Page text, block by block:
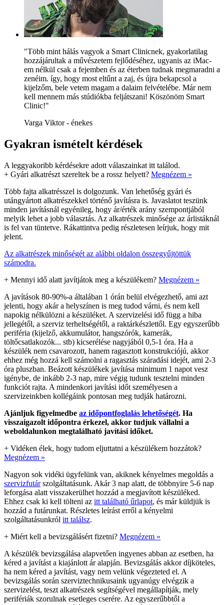
"Több mint hálás vagyok a Smart Clinicnek, gyakorlatilag
hozzájárultak a művészetem fejlődéséhez, ugyanis az iMac-
em nélkül csak a fejemben és az éterben tudnak megmaradni a
zenéim. így, hogy most eltűnt a zaj, és újra bekapcsol a
kijelzőm, bele vetem magam a dalaim felvételébe. Már nem
kell mennem más stúdiókba feljátszani! Köszönöm Smart
Clinic!"
Varga Viktor - énekes
Gyakran ismételt kérdések
A leggyakoribb kérdésekre adott válaszainkat itt találod.
+ Gyári alkatrészt szereltek be a rossz helyett? Megnézem »
Több fajta alkatrésszel is dolgozunk. Van lehetőség gyári és
utángyártott alkatrészekkel történő javításra is. Javaslatot teszünk
minden javításnál egyénileg, hogy ár/érték arány szempontjából
melyik lehet a jobb választás. Az alkatrészek minősége az árlistáknál
is fel van tüntetve. Rákattintva pedig részletesen leírjuk, hogy mit
jelent.
Az alkatrészek minőségét az alábbi oldalon összegyűjtöttük
számodra.
+ Mennyi idő alatt javítjátok meg a készülékem? Megnézem »
A javítások 80-90%-a általában 1 órán belül elvégezhető, ami azt
jelenti, hogy akár a helyszínen is meg tudod várni, és nem kell
napokig nélkülözni a készüléket. A szervizelési idő függ a hiba
jellegétől, a szerviz terheltségétől, a raktárkészlettől. Egy egyszerűbb
periféria (kijelző, akkumulátor, hangszórók, kamerák,
töltőcsatlakozók... stb) kicserélése nagyjából 0,5-1 óra. Ha a
készülék nem csavarozott, hanem ragasztott konstrukciójú, akkor
ehhez még hozzá kell számolni a ragasztás száradási idejét, ami 2-3
óra pluszban. Beázott készülékek javítása minimum 1 napot vesz
igénybe, de inkább 2-3 nap, mire végig tudunk tesztelni minden
funkciót rajta. A mindenkori javítási időt személyesen a
szervizeinkben kollégáink pontosan meg tudják határozni.
Ajánljuk figyelmedbe az időpontfoglalás lehetőségét. Ha
visszaigazolt időpontra érkezel, akkor tudjuk vállalni a
weboldalunkon megtalálható javítási időket.
+ Vidéken élek, hogy tudom eljuttatni a készülékem hozzátok?
Megnézem »
Nagyon sok vidéki ügyfelünk van, akiknek kényelmes megoldás a
szervizfutárszolgáltatásunk. Akár 3 nap alatt, de többnyire 5-6 nap
leforgása alatt visszakerülhet hozzád a megjavított készüléked.
Ehhez csak ki kell tölteni az itt található űrlapot, és már küldjük is
hozzád a futárunkat. Részletes leírást erről a kényelmi
szolgáltatásunkról itt találsz.
+ Miért kell a bevizsgálásért fizetni? Megnézem »
A készülék bevizsgálása alapvetően ingyenes abban az esetben, ha
kéred a javítást a kiajánlott ár alapján. Bevizsgálás akkor díjköteles,
ha nem kéred a javítást, vagy nem velünk végezteted el. A
bevizsgálás során szerviztechnikusaink ugyanúgy elvégzik a
szervizelést, teszt alkatrészek segítségével megállapítják, mely
perifériák szorulnak esetleges cserére. Az egyszerűbbtől a